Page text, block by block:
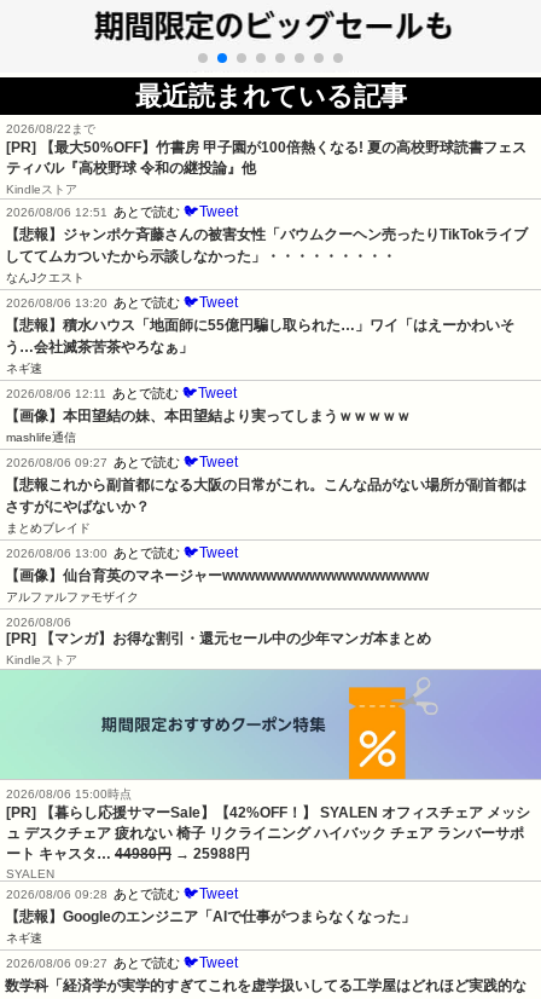
最近読まれている記事
2026/08/22まで
[PR] 【最大50%OFF】竹書房 甲子園が100倍熱くなる! 夏の高校野球読書フェス
ティバル『高校野球 令和の継投論』他
Kindleストア
2026/08/06 12:51
あとで読む 🐦Tweet
【悲報】ジャンポケ斉藤さんの被害女性「バウムクーヘン売ったりTikTokライブ
しててムカついたから示談しなかった」・・・・・・・・・
なんJクエスト
2026/08/06 13:20
あとで読む 🐦Tweet
【悲報】積水ハウス「地面師に55億円騙し取られた…」ワイ「はえーかわいそ
う…会社滅茶苦茶やろなぁ」
ネギ速
2026/08/06 12:11
あとで読む 🐦Tweet
【画像】本田望結の妹、本田望結より実ってしまうｗｗｗｗｗ
mashlife通信
2026/08/06 09:27
あとで読む 🐦Tweet
【悲報これから副首都になる大阪の日常がこれ。こんな品がない場所が副首都は
さすがにやばないか？
まとめブレイド
2026/08/06 13:00
あとで読む 🐦Tweet
【画像】仙台育英のマネージャーwwwwwwwwwwwwwwwwwww
アルファルファモザイク
2026/08/06
[PR] 【マンガ】お得な割引・還元セール中の少年マンガ本まとめ
Kindleストア
2026/08/06 15:00時点
[PR] 【暮らし応援サマーSale】【42%OFF！】 SYALEN オフィスチェア メッシ
ュ デスクチェア 疲れない 椅子 リクライニング ハイバック チェア ランバーサポ
ート キャスタ… 44980円 → 25988円
SYALEN
2026/08/06 09:28
あとで読む 🐦Tweet
【悲報】Googleのエンジニア「AIで仕事がつまらなくなった」
ネギ速
2026/08/06 09:27
あとで読む 🐦Tweet
数学科「経済学が実学的すぎてこれを虚学扱いしてる工学屋はどれほど実践的な